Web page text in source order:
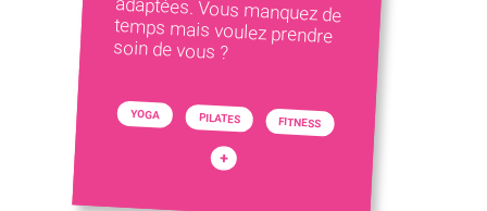
soin de vous ?
YOGA PILATES FITNESS
+